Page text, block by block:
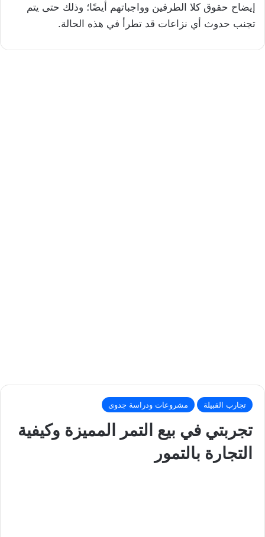
إيضاح حقوق كلا الطرفين وواجباتهم أيضًا؛ وذلك حتى يتم
تجنب حدوث أي نزاعات قد تطرأ في هذه الحالة.